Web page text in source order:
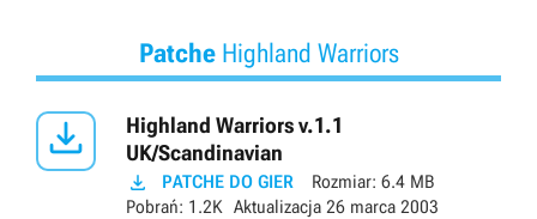
PatcheHighland Warriors

Highland Warriors v.1.1
UK/Scandinavian
 PATCHE DO GIER Rozmiar: 6.4 MB
Pobrań: 1.2K Aktualizacja 26 marca 2003